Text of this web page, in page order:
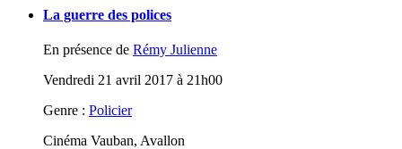
La guerre des polices
En présence de Rémy Julienne
Vendredi 21 avril 2017 à 21h00
Genre : Policier
Cinéma Vauban, Avallon